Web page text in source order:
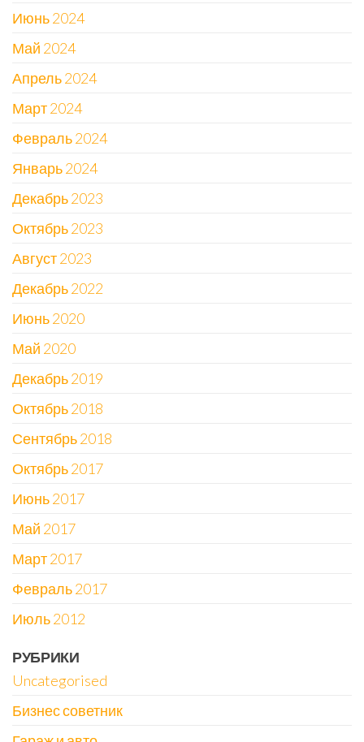
Июнь 2024
Май 2024
Апрель 2024
Март 2024
Февраль 2024
Январь 2024
Декабрь 2023
Октябрь 2023
Август 2023
Декабрь 2022
Июнь 2020
Май 2020
Декабрь 2019
Октябрь 2018
Сентябрь 2018
Октябрь 2017
Июнь 2017
Май 2017
Март 2017
Февраль 2017
Июль 2012
РУБРИКИ
Uncategorised
Бизнес советник